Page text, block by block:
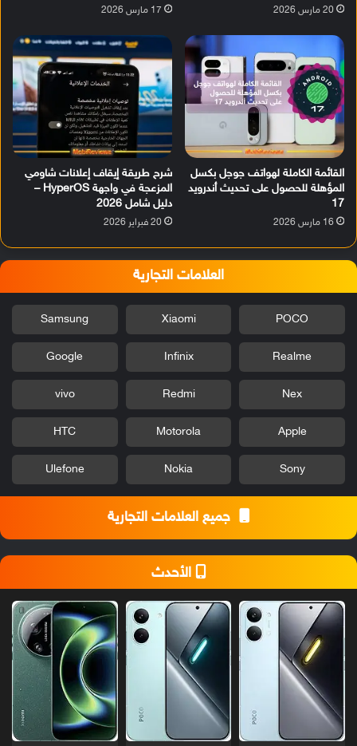
20 مارس 2026 17 مارس 2026
القائمة الكاملة لهواتف جوجل بكسل
المؤهلة للحصول على تحديث أندرويد
17
16 مارس 2026
شرح طريقة إيقاف إعلانات شاومي
المزعجة في واجهة HyperOS –
دليل شامل 2026
20 فبراير 2026
العلامات التجارية
POCO
Xiaomi
Samsung
Realme
Infinix
Google
Nex
Redmi
vivo
Apple
Motorola
HTC
Sony
Nokia
Ulefone
جميع العلامات التجارية
الأحدث